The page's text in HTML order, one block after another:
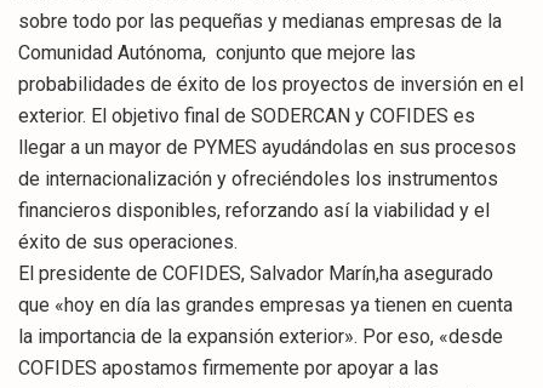
sobre todo por las pequeñas y medianas empresas de la
Comunidad Autónoma, conjunto que mejore las
probabilidades de éxito de los proyectos de inversión en el
exterior. El objetivo final de SODERCAN y COFIDES es
llegar a un mayor de PYMES ayudándolas en sus procesos
de internacionalización y ofreciéndoles los instrumentos
financieros disponibles, reforzando así la viabilidad y el
éxito de sus operaciones.
El presidente de COFIDES, Salvador Marín,ha asegurado
que «hoy en día las grandes empresas ya tienen en cuenta
la importancia de la expansión exterior». Por eso, «desde
COFIDES apostamos firmemente por apoyar a las